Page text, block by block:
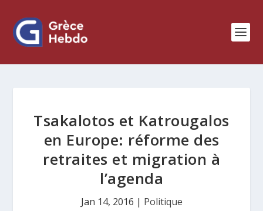
Tsakalotos et Katrougalos
en Europe: réforme des
retraites et migration à
l’agenda
Jan 14, 2016 | Politique